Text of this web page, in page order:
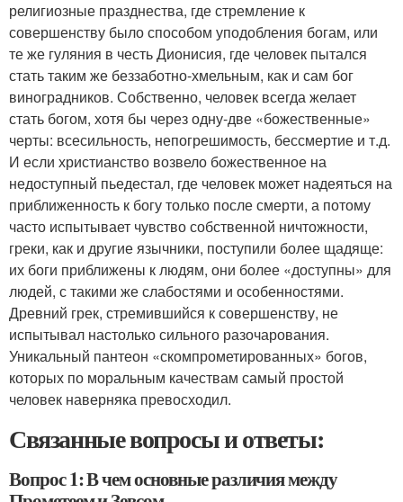
религиозные празднества, где стремление к
совершенству было способом уподобления богам, или
те же гуляния в честь Дионисия, где человек пытался
стать таким же беззаботно-хмельным, как и сам бог
виноградников. Собственно, человек всегда желает
стать богом, хотя бы через одну-две «божественные»
черты: всесильность, непогрешимость, бессмертие и т.д.
И если христианство возвело божественное на
недоступный пьедестал, где человек может надеяться на
приближенность к богу только после смерти, а потому
часто испытывает чувство собственной ничтожности,
греки, как и другие язычники, поступили более щадяще:
их боги приближены к людям, они более «доступны» для
людей, с такими же слабостями и особенностями.
Древний грек, стремившийся к совершенству, не
испытывал настолько сильного разочарования.
Уникальный пантеон «скомпрометированных» богов,
которых по моральным качествам самый простой
человек наверняка превосходил.
Связанные вопросы и ответы:
Вопрос 1: В чем основные различия между